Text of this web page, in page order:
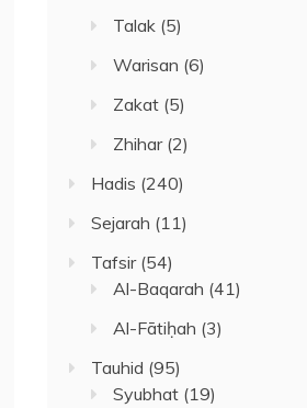
Talak (5)
Warisan (6)
Zakat (5)
Zhihar(2)
Hadis (240)
Sejarah (11)
Tafsir(54)
Al-Baqarah (41)
Al-Fātiḥah (3)
Tauhid (95)
Syubhat (19)